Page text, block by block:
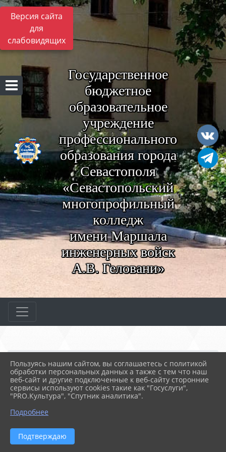
Версия сайта
для
слабовидящих
Государственное
бюджетное
образовательное
учреждение
профессионального
образования города
Севастополя
«Севастопольский
многопрофильный
колледж
имени Маршала
инженерных войск
А.В. Геловани»
Главная МЕРОПРИЯТИЯ
Новости
Победа в конкурсе "Инт...
21.05.2026 11:13
ПОБЕДА В КОНКУРСЕ "ИНТЕРВЬЮ С
Пользуясь нашим сайтом, вы соглашаетесь с политикой
обработки персональных данных а также с тем что наш
веб-сайт и другие подключенные к веб-сайту сторонние
сервисы используют cookies такие как "Госуслуги",
"PRO.Культура", "Спутник аналитика".
Подробнее
Подтверждаю